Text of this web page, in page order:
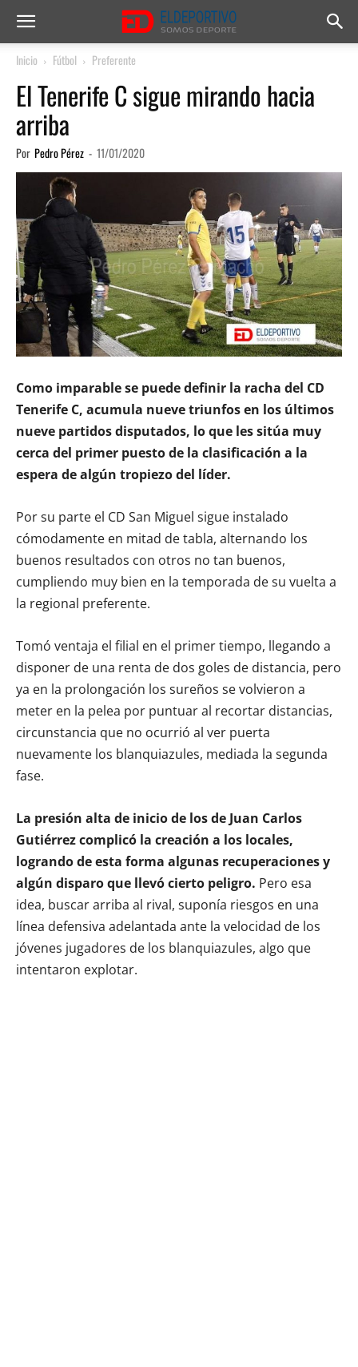
Inicio Fútbol Preferente
El Tenerife C sigue mirando hacia
arriba
Por Pedro Pérez - 11/01/2020
Como imparable se puede definir la racha del CD
Tenerife C, acumula nueve triunfos en los últimos
nueve partidos disputados, lo que les sitúa muy
cerca del primer puesto de la clasificación a la
espera de algún tropiezo del líder.
Por su parte el CD San Miguel sigue instalado
cómodamente en mitad de tabla, alternando los
buenos resultados con otros no tan buenos,
cumpliendo muy bien en la temporada de su vuelta a
la regional preferente.
Tomó ventaja el filial en el primer tiempo, llegando a
disponer de una renta de dos goles de distancia, pero
ya en la prolongación los sureños se volvieron a
meter en la pelea por puntuar al recortar distancias,
circunstancia que no ocurrió al ver puerta
nuevamente los blanquiazules, mediada la segunda
fase.
La presión alta de inicio de los de Juan Carlos
Gutiérrez complicó la creación a los locales,
logrando de esta forma algunas recuperaciones y
algún disparo que llevó cierto peligro. Pero esa
idea, buscar arriba al rival, suponía riesgos en una
línea defensiva adelantada ante la velocidad de los
jóvenes jugadores de los blanquiazules, algo que
intentaron explotar.